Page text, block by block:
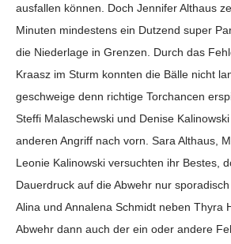
ausfallen können. Doch Jennifer Althaus
Minuten mindestens ein Dutzend super
die Niederlage in Grenzen. Durch das
Kraasz im Sturm konnten die Bälle nicht
geschweige denn richtige Torchancen
Steffi Malaschewski und Denise
anderen Angriff nach vorn. Sara Althaus,
Leonie Kalinowski versuchten ihr Bestes,
Dauerdruck auf die Abwehr nur
Alina und Annalena Schmidt neben Thyra
Abwehr dann auch der ein oder andere